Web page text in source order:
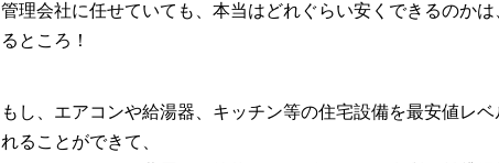
管理会社に任せていても、本当はどれぐらい安くできるのかは
るところ！
もし、エアコンや給湯器、キッチン等の住宅設備を最安値レベ
れることができて、